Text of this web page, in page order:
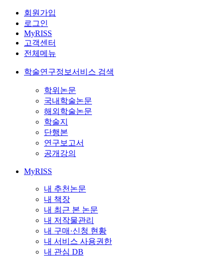
회원가입
로그인
MyRISS
고객센터
전체메뉴
학술연구정보서비스 검색
학위논문
국내학술논문
해외학술논문
학술지
단행본
연구보고서
공개강의
MyRISS
내 추천논문
내 책장
내 최근 본 논문
내 저작물관리
내 구매·신청 현황
내 서비스 사용권한
내 관심 DB